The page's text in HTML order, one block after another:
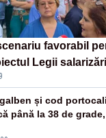
favorabil
Legii
și cod
până la 38 de